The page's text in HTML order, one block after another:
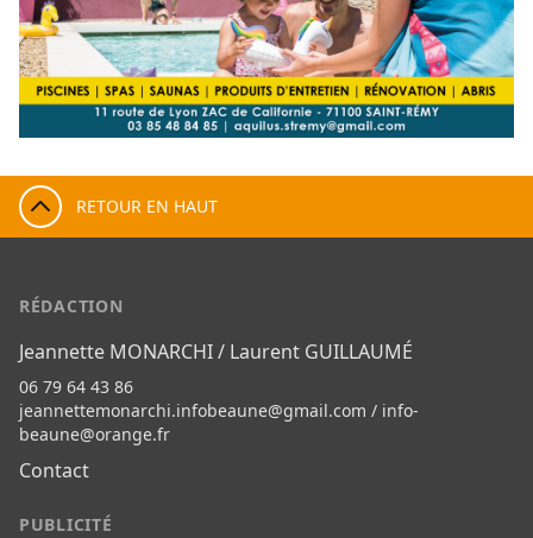
RETOUR EN HAUT
RÉDACTION
Jeannette MONARCHI / Laurent GUILLAUMÉ
06 79 64 43 86
jeannettemonarchi.infobeaune@gmail.com / info-
beaune@orange.fr
Contact
PUBLICITÉ